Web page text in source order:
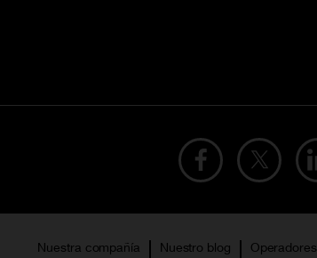
Nuestra compañía Nuestro blog Operadores